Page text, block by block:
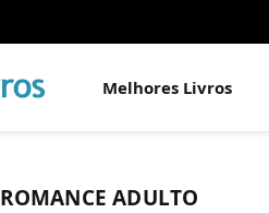
Melhores Livros
ROMANCE ADULTO